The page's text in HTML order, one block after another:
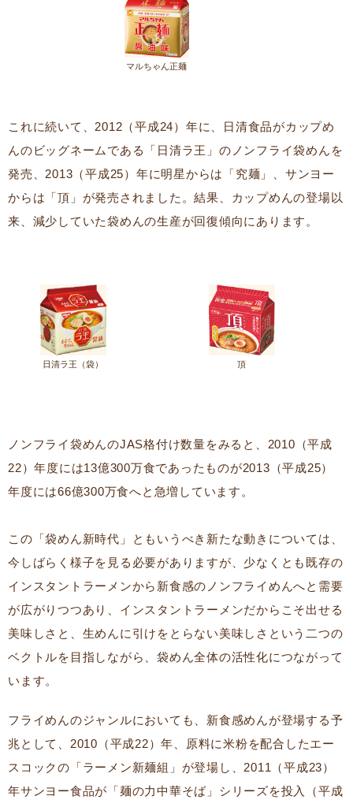
マルちゃん正麺
これに続いて、2012（平成24）年に、日清食品がカップめ
んのビッグネームである「日清ラ王」のノンフライ袋めんを
発売、2013（平成25）年に明星からは「究麺」、サンヨー
からは「頂」が発売されました。結果、カップめんの登場以
来、減少していた袋めんの生産が回復傾向にあります。
日清ラ王（袋） 頂
ノンフライ袋めんのJAS格付け数量をみると、2010（平成
22）年度には13億300万食であったものが2013（平成25）
年度には66億300万食へと急増しています。
この「袋めん新時代」ともいうべき新たな動きについては、
今しばらく様子を見る必要がありますが、少なくとも既存の
インスタントラーメンから新食感のノンフライめんへと需要
が広がりつつあり、インスタントラーメンだからこそ出せる
美味しさと、生めんに引けをとらない美味しさという二つの
ベクトルを目指しながら、袋めん全体の活性化につながって
います。
フライめんのジャンルにおいても、新食感めんが登場する予
兆として、2010（平成22）年、原料に米粉を配合したエー
スコックの「ラーメン新麺組」が登場し、2011（平成23）
年サンヨー食品が「麺の力中華そば」シリーズを投入（平成